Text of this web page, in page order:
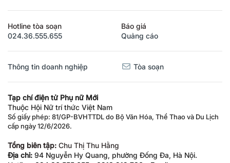
Hotline tòa soạn
024.36.555.655
Báo giá
Quảng cáo
Thông tin doanh nghiệp Tòa soạn
Tạp chí điện tử Phụ nữ Mới
Thuộc Hội Nữ trí thức Việt Nam
Số giấy phép: 81/GP-BVHTTDL do Bộ Văn Hóa, Thể Thao và Du Lịch
cấp ngày 12/6/2026.
Tổng biên tập: Chu Thị Thu Hằng
Địa chỉ: 94 Nguyễn Hy Quang, phường Đống Đa, Hà Nội.